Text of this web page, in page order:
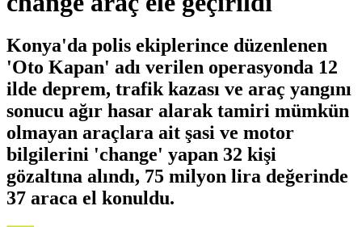
Konya'da polis ekiplerince düzenlenen
'Oto Kapan' adı verilen operasyonda 12
ilde deprem, trafik kazası ve araç yangını
sonucu ağır hasar alarak tamiri mümkün
olmayan araçlara ait şasi ve motor
bilgilerini 'change' yapan 32 kişi
gözaltına alındı, 75 milyon lira değerinde
37 araca el konuldu.